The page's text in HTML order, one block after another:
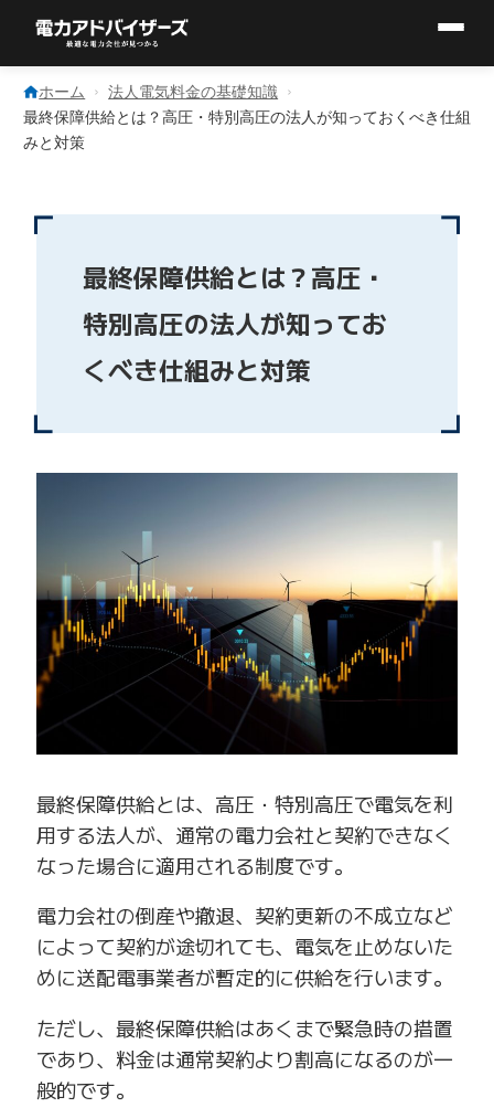
ホーム
法人電気料金の基礎知識
最終保障供給とは？高圧・特別高圧の法人が知っておくべき仕組
みと対策
最終保障供給とは？高圧・
特別高圧の法人が知ってお
くべき仕組みと対策
最終保障供給とは、高圧・特別高圧で電気を利
用する法人が、通常の電力会社と契約できなく
なった場合に適用される制度です。
電力会社の倒産や撤退、契約更新の不成立など
によって契約が途切れても、電気を止めないた
めに送配電事業者が暫定的に供給を行います。
ただし、最終保障供給はあくまで緊急時の措置
であり、料金は通常契約より割高になるのが一
般的です。